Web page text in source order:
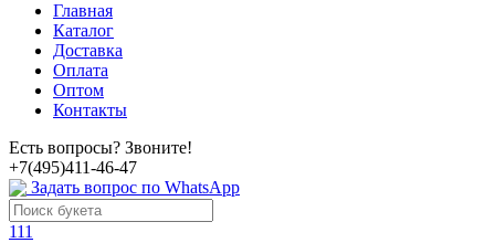
Главная
Каталог
Доставка
Оплата
Оптом
Контакты
Есть вопросы? Звоните!
+7(495)411-46-47
Задать вопрос по WhatsApp
111